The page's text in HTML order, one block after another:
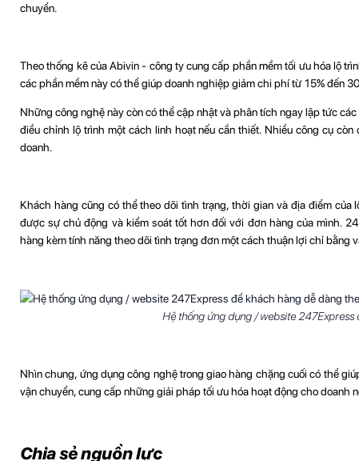
chuyển.
Theo thống kê của Abivin - công ty cung cấp phần mềm tối ưu hóa lộ
các phần mềm này có thể giúp doanh nghiệp giảm chi phí từ 15% đến
Những công nghệ này còn có thể cập nhật và phân tích ngay lập tức
điều chỉnh lộ trình một cách linh hoạt nếu cần thiết. Nhiều công cụ
doanh.
Khách hàng cũng có thể theo dõi tình trạng, thời gian và địa điểm
được sự chủ động và kiểm soát tốt hơn đối với đơn hàng của mình.
hàng kèm tính năng theo dõi tình trạng đơn một cách thuận lợi chỉ bằng
Hệ thống ứng dụng / website 247Express
Nhìn chung, ứng dụng công nghệ trong giao hàng chặng cuối có thể
vận chuyển, cung cấp những giải pháp tối ưu hóa hoạt động cho
Chia sẻ nguồn lực